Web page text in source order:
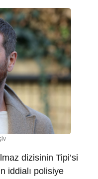
dizisinin Tipi’si
iddialı polisiye